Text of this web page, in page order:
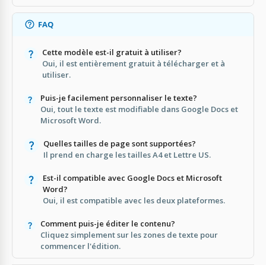
FAQ
Cette modèle est-il gratuit à utiliser?
Oui, il est entièrement gratuit à télécharger et à
utiliser.
Puis-je facilement personnaliser le texte?
Oui, tout le texte est modifiable dans Google Docs et
Microsoft Word.
Quelles tailles de page sont supportées?
Il prend en charge les tailles A4 et Lettre US.
Est-il compatible avec Google Docs et Microsoft
Word?
Oui, il est compatible avec les deux plateformes.
Comment puis-je éditer le contenu?
Cliquez simplement sur les zones de texte pour
commencer l'édition.